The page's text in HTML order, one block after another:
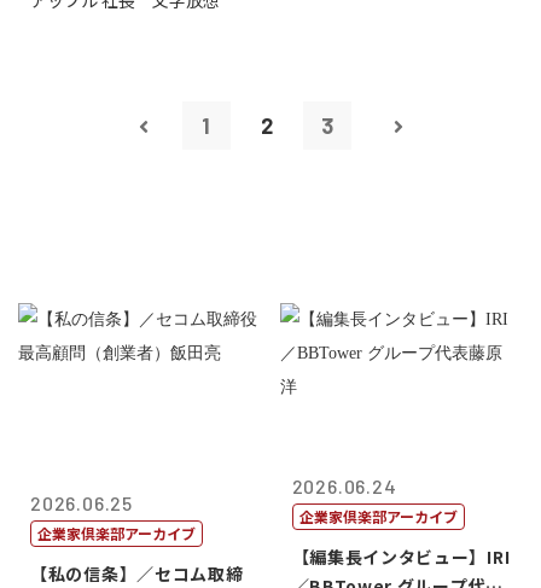
1 2 3
2026.06.25
企業家倶楽部アーカイブ
【私の信条】／セコム取締
2026.06.24
企業家倶楽部アーカイブ
【編集長インタビュー】IRI